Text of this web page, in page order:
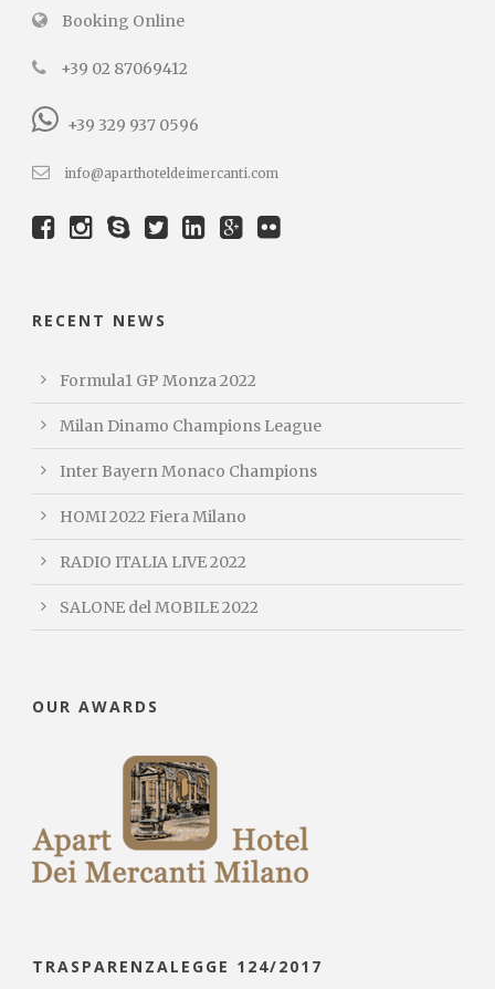
Booking Online
+39 02 87069412
+39 329 937 0596
info@aparthoteldeimercanti.com
RECENT NEWS
Formula1 GP Monza 2022
Milan Dinamo Champions League
Inter Bayern Monaco Champions
HOMI 2022 Fiera Milano
RADIO ITALIA LIVE 2022
SALONE del MOBILE 2022
OUR AWARDS
TRASPARENZALEGGE 124/2017